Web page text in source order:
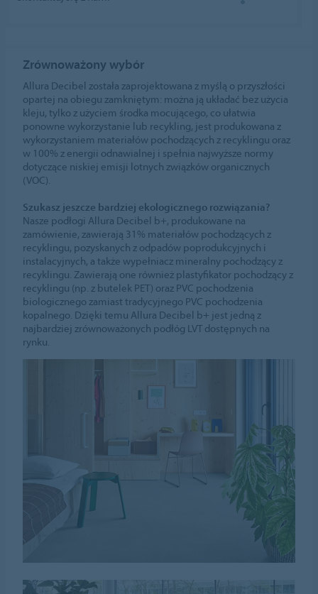
Zrównoważony wybór
Allura Decibel została zaprojektowana z myślą o przyszłości
opartej na obiegu zamkniętym: można ją układać bez użycia
kleju, tylko z użyciem środka mocującego, co ułatwia
ponowne wykorzystanie lub recykling, jest produkowana z
wykorzystaniem materiałów pochodzących z recyklingu oraz
w 100% z energii odnawialnej i spełnia najwyższe normy
dotyczące niskiej emisji lotnych związków organicznych
(VOC).
Szukasz jeszcze bardziej ekologicznego rozwiązania?
Nasze podłogi Allura Decibel b+, produkowane na
zamówienie, zawierają 31% materiałów pochodzących z
recyklingu, pozyskanych z odpadów poprodukcyjnych i
instalacyjnych, a także wypełniacz mineralny pochodzący z
recyklingu. Zawierają one również plastyfikator pochodzący z
recyklingu (np. z butelek PET) oraz PVC pochodzenia
biologicznego zamiast tradycyjnego PVC pochodzenia
kopalnego. Dzięki temu Allura Decibel b+ jest jedną z
najbardziej zrównoważonych podłóg LVT dostępnych na
rynku.